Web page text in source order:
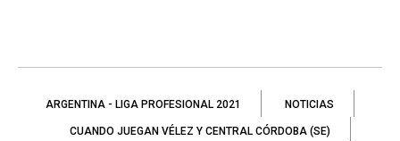
ARGENTINA - LIGA PROFESIONAL 2021 NOTICIAS
CUANDO JUEGAN VÉLEZ Y CENTRAL CÓRDOBA (SE)